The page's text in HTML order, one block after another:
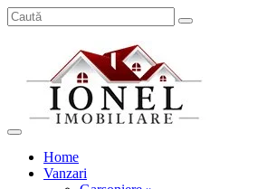
Home
Vanzari